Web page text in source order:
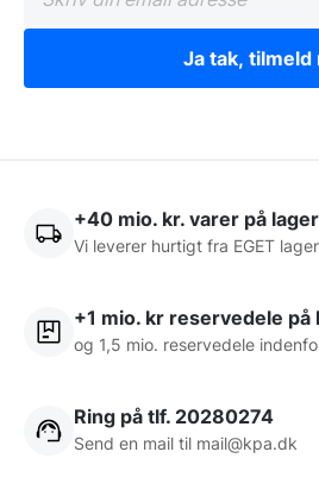
Ja tak, tilmeld
+40 mio. kr. varer på lager
Vi leverer hurtigt fra EGET
+1 mio. kr reservedele på
og 1,5 mio. reservedele
Ring på tlf. 20280274
Send en mail til mail@kpa.dk